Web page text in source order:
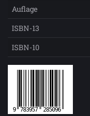
Auflage
ISBN-13
ISBN-10